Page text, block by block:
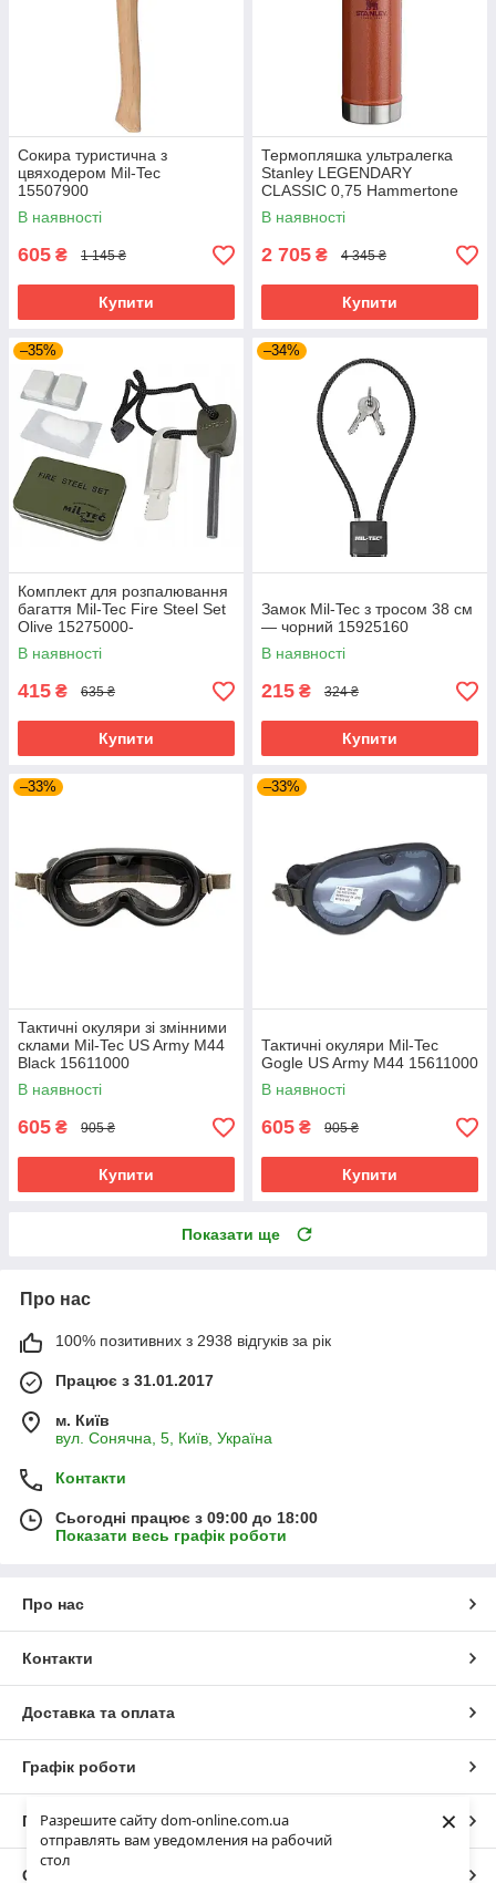
Разрешите сайту dom-online.com.ua
отправлять вам уведомления на рабочий
стол
×
Сокира туристична з
цвяходером Mil-Tec
15507900
В наявності
605 ₴ 1 145 ₴
Купити
Термопляшка ультралегка
Stanley LEGENDARY
CLASSIC 0,75 Hammertone
Clay 10-01612-065
В наявності
2 705 ₴ 4 345 ₴
Купити
–35%
Комплект для розпалювання
багаття Mil-Tec Fire Steel Set
Olive 15275000-
В наявності
415 ₴ 635 ₴
Купити
–34%
Замок Mil-Tec з тросом 38 см
— чорний 15925160
В наявності
215 ₴ 324 ₴
Купити
–33%
Тактичні окуляри зі змінними
склами Mil-Tec US Army M44
Black 15611000
В наявності
605 ₴ 905 ₴
Купити
–33%
Тактичні окуляри Mil-Tec
Gogle US Army M44 15611000
В наявності
605 ₴ 905 ₴
Купити
Показати ще
Про нас
100% позитивних з 2938 відгуків за рік
Працює з 31.01.2017
м. Київ
вул. Сонячна, 5, Київ, Україна
Контакти
Сьогодні працює з 09:00 до 18:00
Показати весь графік роботи
Про нас
Контакти
Доставка та оплата
Графік роботи
Повна версія сайту
Сайт створено на маркетплейсі